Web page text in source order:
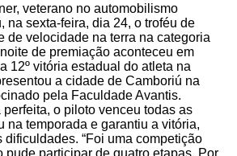
veterano no automobilismo
na sexta-feira, dia 24, o troféu de
de velocidade na terra na categoria
de premiação aconteceu em
12º vitória estadual do atleta na
a cidade de Camboriú na
pela Faculdade Avantis.
o piloto venceu todas as
na temporada e garantiu a vitória,
dificuldades. “Foi uma competição
pude participar de quatro etapas. Por